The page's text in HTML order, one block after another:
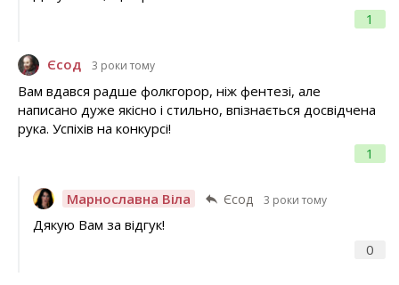
1
Єсод 3 роки тому
1
Вам вдався радше фолкгорор, ніж фентезі, але
написано дуже якісно і стильно, впізнається досвідчена
рука. Успіхів на конкурсі!
Марнославна Віла Єсод 3 роки тому
0
Дякую Вам за відгук!